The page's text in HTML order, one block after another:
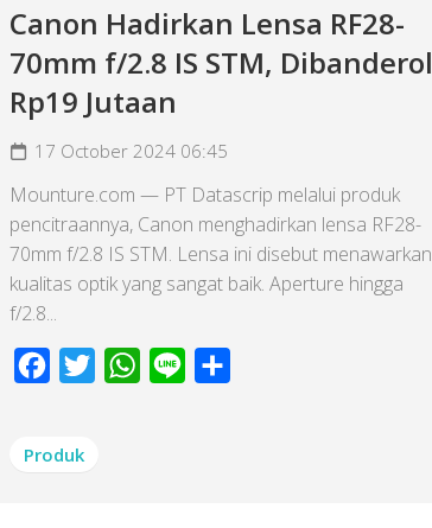
Canon Hadirkan Lensa RF28-
70mm f/2.8 IS STM, Dibanderol
Rp19 Jutaan
17 October 2024 06:45
Mounture.com — PT Datascrip melalui produk
pencitraannya, Canon menghadirkan lensa RF28-
70mm f/2.8 IS STM. Lensa ini disebut menawarkan
kualitas optik yang sangat baik. Aperture hingga
f/2.8...
Facebook
Twitter WhatsApp
Line
Produk